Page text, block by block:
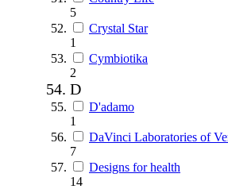
5
Crystal Star
1
Cymbiotika
2
D
D'adamo
1
DaVinci Laboratories of
7
Designs for health
14